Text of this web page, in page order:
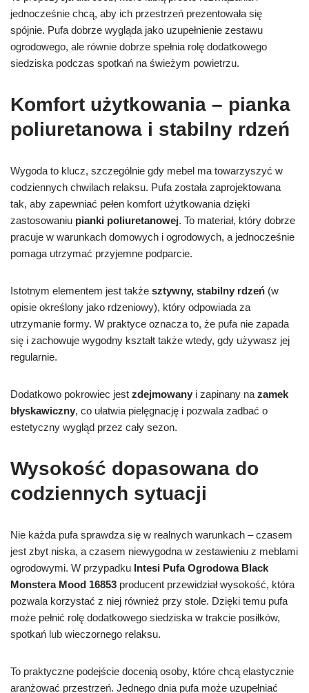
jednocześnie chcą, aby ich przestrzeń prezentowała się
spójnie. Pufa dobrze wygląda jako uzupełnienie zestawu
ogrodowego, ale równie dobrze spełnia rolę dodatkowego
siedziska podczas spotkań na świeżym powietrzu.
Komfort użytkowania – pianka
poliuretanowa i stabilny rdzeń
Wygoda to klucz, szczególnie gdy mebel ma towarzyszyć w
codziennych chwilach relaksu. Pufa została zaprojektowana
tak, aby zapewniać pełen komfort użytkowania dzięki
zastosowaniu pianki poliuretanowej. To materiał, który dobrze
pracuje w warunkach domowych i ogrodowych, a jednocześnie
pomaga utrzymać przyjemne podparcie.
Istotnym elementem jest także sztywny, stabilny rdzeń (w
opisie określony jako rdzeniowy), który odpowiada za
utrzymanie formy. W praktyce oznacza to, że pufa nie zapada
się i zachowuje wygodny kształt także wtedy, gdy używasz jej
regularnie.
Dodatkowo pokrowiec jest zdejmowany i zapinany na zamek
błyskawiczny, co ułatwia pielęgnację i pozwala zadbać o
estetyczny wygląd przez cały sezon.
Wysokość dopasowana do
codziennych sytuacji
Nie każda pufa sprawdza się w realnych warunkach – czasem
jest zbyt niska, a czasem niewygodna w zestawieniu z meblami
ogrodowymi. W przypadku Intesi Pufa Ogrodowa Black
Monstera Mood 16853 producent przewidział wysokość, która
pozwala korzystać z niej również przy stole. Dzięki temu pufa
może pełnić rolę dodatkowego siedziska w trakcie posiłków,
spotkań lub wieczornego relaksu.
To praktyczne podejście docenią osoby, które chcą elastycznie
aranżować przestrzeń. Jednego dnia pufa może uzupełniać